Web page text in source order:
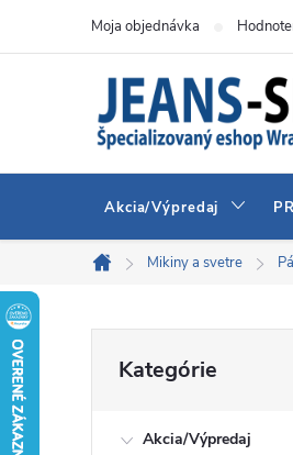
Moja objednávka
Akcia/Výpredaj
Domov
Mikiny a svetre
kategórie
Kategórie
Akcia/Výpredaj